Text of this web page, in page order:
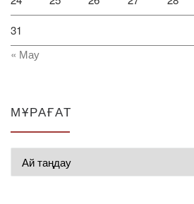
31
« Мау
МҰРАҒАТ